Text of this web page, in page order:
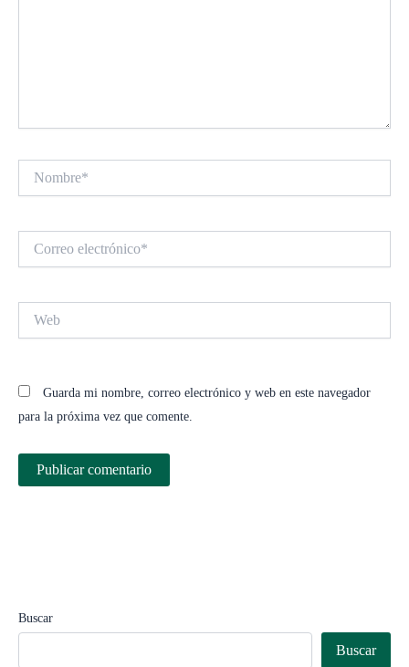
electrónico*
Guarda mi nombre, correo electrónico y web en este navegador
para la próxima vez que comente.
Buscar
Buscar